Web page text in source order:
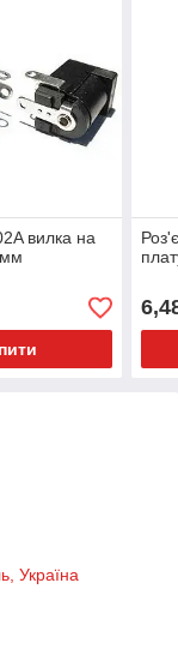
вилка на
Україна